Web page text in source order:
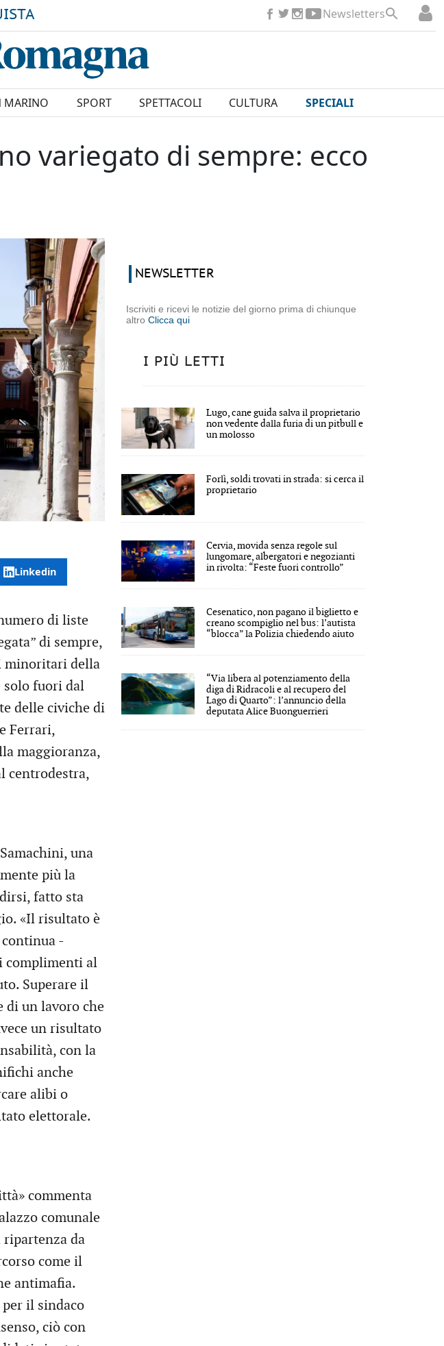
Newsletters
MARINO SPORT SPETTACOLI CULTURA SPECIALI
variegato di sempre: ecco
Linkedin
di liste
di sempre,
minoritari della
solo fuori dal
delle civiche di
Ferrari,
maggioranza,
centrodestra,
una
più la
fatto sta
«Il risultato è
-
complimenti al
Superare il
di un lavoro che
un risultato
con la
anche
alibi o
elettorale.
commenta
comunale
ripartenza da
come il
antimafia.
il sindaco
ciò con
NEWSLETTER
Iscriviti e ricevi le notizie del giorno prima di chiunque
altroClicca qui
I PIÙ LETTI
Lugo, cane guida salva il proprietario
non vedente dalla furia di un pitbull e
un molosso
Forlì, soldi trovati in strada: si cerca il
proprietario
Cervia, movida senza regole sul
lungomare, albergatori e negozianti
in rivolta: “Feste fuori controllo”
Cesenatico, non pagano il biglietto e
creano scompiglio nel bus: l’autista
“blocca” la Polizia chiedendo aiuto
“Via libera al potenziamento della
diga di Ridracoli e al recupero del
Lago di Quarto”: l’annuncio della
deputata Alice Buonguerrieri